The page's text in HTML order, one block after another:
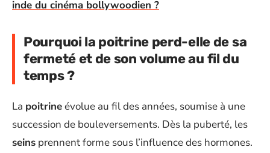
inde du cinéma bollywoodien ?
Pourquoi la poitrine perd-elle de sa
fermeté et de son volume au fil du
temps ?
La poitrineévolue au fil des années, soumise à une
succession de bouleversements. Dès la puberté, les
seins prennent forme sous l’influence des hormones.